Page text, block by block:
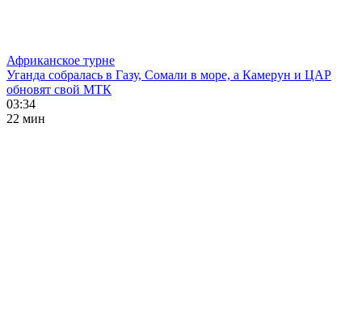
Африканское турне
Уганда собралась в Газу, Сомали в море, а Камерун и ЦАР
обновят свой МТК
03:34
22 мин